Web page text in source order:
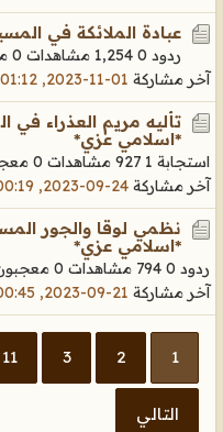
عبادة الملائكة في
ردود 0 1,254 مشاهدات
0 معجبون
آخر مشاركة 01-11-2023, 01:12
تأليه مريم العذراء في
*اسلامي عزي*
استجابة 1 927 مشاهدات
0 معجبون
آخر مشاركة 24-09-2023, 00:19
نظمي لوقا والجور
*اسلامي عزي*
ردود 0 794 مشاهدات
0 معجبون
آخر مشاركة 21-09-2023, 00:45
1
2
3
11
التالي